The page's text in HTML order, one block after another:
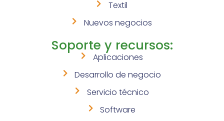
Textil
Nuevos negocios
Soporte y recursos:
Aplicaciones
Desarrollo de negocio
Servicio técnico
Software